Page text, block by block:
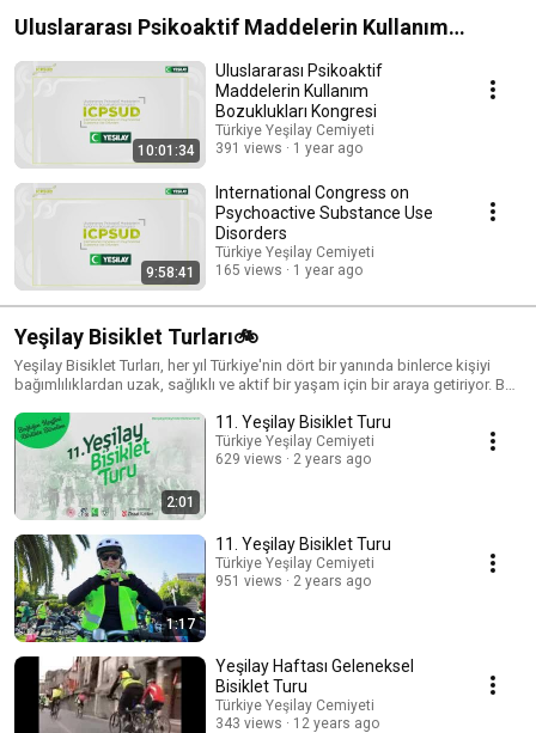
Uluslararası Psikoaktif Maddelerin Kullanım
Bozuklukları Kongresi
10:01:34
Uluslararası Psikoaktif
Maddelerin Kullanım
Bozuklukları Kongresi
Türkiye Yeşilay Cemiyeti
391 views
1 year ago
9:58:41
International Congress on
Psychoactive Substance Use
Disorders
Türkiye Yeşilay Cemiyeti
165 views
1 year ago
Yeşilay Bisiklet Turları🚲
Yeşilay Bisiklet Turları, her yıl Türkiye'nin dört bir yanında binlerce kişiyi
bağımlılıklardan uzak, sağlıklı ve aktif bir yaşam için bir araya getiriyor. Bu
renkli görüntüleri, etkinlik videolarını ve unutulmaz anları izleyebilirsiniz.
Türkiye geneli bisiklet turları hakkında detaylı bilgi için web sitemizi ziyaret
edebilirsiniz. 🔗 https://www.yesilay.org.tr/tr/bisiklet-turu
2:01
11. Yeşilay Bisiklet Turu
Türkiye Yeşilay Cemiyeti
629 views
2 years ago
1:17
11. Yeşilay Bisiklet Turu
Türkiye Yeşilay Cemiyeti
951 views
2 years ago
Yeşilay Haftası Geleneksel
Bisiklet Turu
Türkiye Yeşilay Cemiyeti
343 views
12 years ago